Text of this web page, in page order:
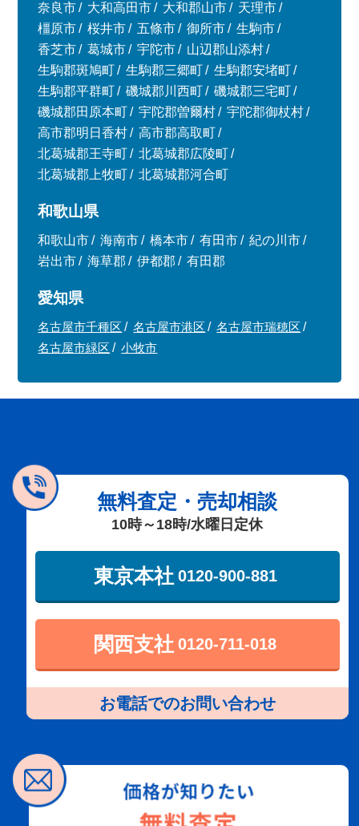
奈良市 大和高田市 大和郡山市
天理市
橿原市
桜井市 五條市 御所市
生駒市
香芝市
葛城市 宇陀市
山辺郡山添村
生駒郡斑鳩町
生駒郡三郷町
生駒郡安堵町
生駒郡平群町
磯城郡川西町
磯城郡三宅町
磯城郡田原本町
宇陀郡曽爾村
宇陀郡御杖村
高市郡明日香村
高市郡高取町
北葛城郡王寺町
北葛城郡広陵町
北葛城郡上牧町
北葛城郡河合町
和歌山県
和歌山市 海南市 橋本市 有田市
紀の川市
岩出市
海草郡 伊都郡 有田郡
愛知県
名古屋市千種区 名古屋市港区
名古屋市瑞穂区
名古屋市緑区
小牧市
無料査定・売却相談
10時～18時/水曜日定休
東京本社 0120-900-881
関西支社 0120-711-018
お電話でのお問い合わせ